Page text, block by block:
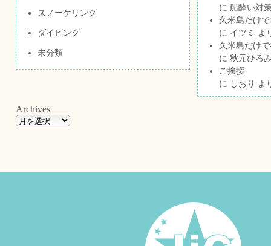
スノーケリング
ダイビング
未分類
に 船酔い対
久米島だけ
に イツミ
よ
久米島だけ
に 秋元ひろ
ご挨拶
に しおり よ
Archives